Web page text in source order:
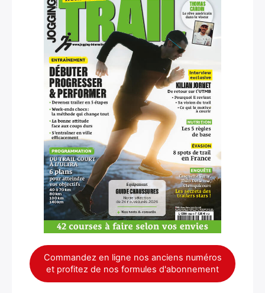
Commandez en ligne nos anciens numéros
et profitez de nos formules d'abonnement